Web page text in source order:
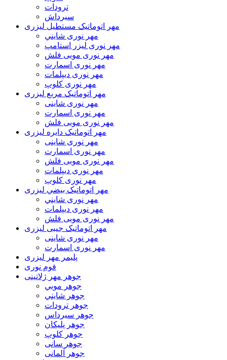
ترودات
سیرداش
مهر اتوماتیک مستطیل لیزری
مهر نوری شايني
مهر نوری لیزر استامپ
مهر نوری موبی فلش
مهر نوری اسمارت
مهر نوری ديپلمات
مهر نوری کلوپ
مهر اتوماتیک مربع لیزری
مهر نوری شاینی
مهر نوری اسمارت
مهر نوری موبی فلش
مهر اتوماتیک دايره لیزری
مهر نوری شاینی
مهر نوری اسمارت
مهر نوری موبی فلش
مهر نوری دیپلمات
مهر نوری کلوپ
مهر اتوماتیک بيضي لیزری
مهر نوری شايني
مهر نوری دیپلمات
مهر نوری موبی فلش
مهر اتوماتیک جیبی لیزری
مهر نوری شاینی
مهر نوری اسمارت
پلیمر مهر لیزری
فوم نوری
جوهر مهر ژلاتینی
جوهر موبي
جوهر شايني
جوهر ترودات
جوهر سيرداس
جوهر پلیکان
جوهر کلوپ
جوهر سانی
جوهر آلمانی